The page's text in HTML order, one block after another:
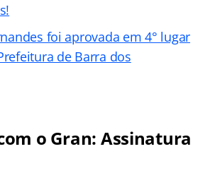
foi aprovada em 4° lugar
de Barra dos
o Gran: Assinatura